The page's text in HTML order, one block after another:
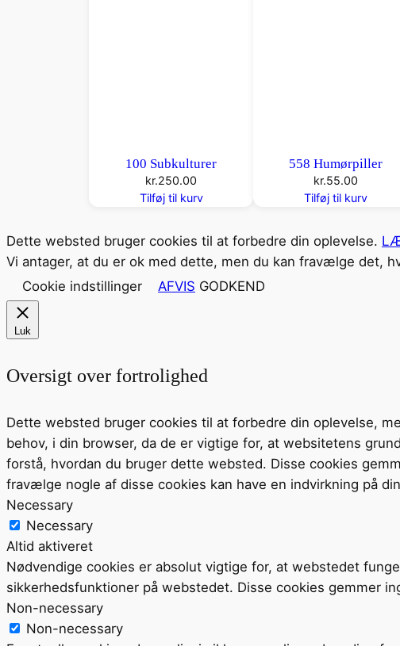
100 Subkulturer
kr.250.00
Tilføj til kurv
558 Humørpiller
kr.55.00
Tilføj til kurv
Dette websted bruger cookies til at forbedre din oplevelse.
Vi antager, at du er ok med dette, men du kan fravælge det,
Cookie indstillinger
AFVIS GODKEND
Luk
Oversigt over fortrolighed
Dette websted bruger cookies til at forbedre din oplevelse,
behov, i din browser, da de er vigtige for, at websitetens
forstå, hvordan du bruger dette websted. Disse cookies
fravælge nogle af disse cookies kan have en indvirkning på
Necessary
Necessary
Altid aktiveret
Nødvendige cookies er absolut vigtige for, at webstedet
sikkerhedsfunktioner på webstedet. Disse cookies gemmer
Non-necessary
Non-necessary